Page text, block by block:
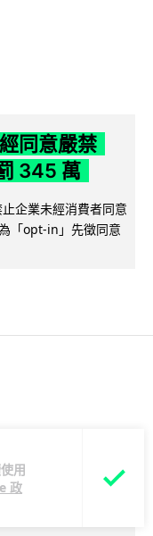
用
政
同意嚴禁
345 萬
企業未經消費者同意
「opt-in」先徵同意
近物理極限
定律瓶頸